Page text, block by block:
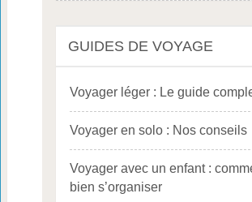
GUIDES DE VOYAGE
Voyager léger : Le guide
Voyager en solo : Nos conseils
Voyager avec un enfant :
bien s’organiser